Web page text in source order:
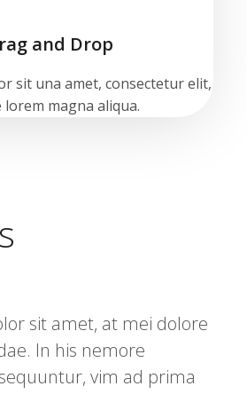
and Drop
sit una amet, consectetur elit,
magna aliqua.
sit amet, at mei dolore
In his nemore
vim ad prima